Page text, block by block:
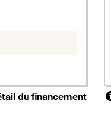
du financement